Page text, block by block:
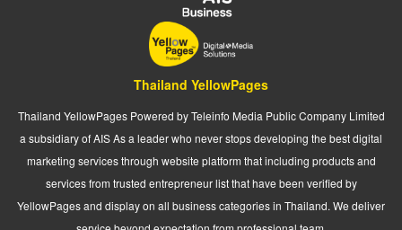
Thailand YellowPages
Thailand YellowPages Powered by Teleinfo Media Public Company Limited
a subsidiary of AIS As a leader who never stops developing the best digital
marketing services through website platform that including products and
services from trusted entrepreneur list that have been verified by
YellowPages and display on all business categories in Thailand. We deliver